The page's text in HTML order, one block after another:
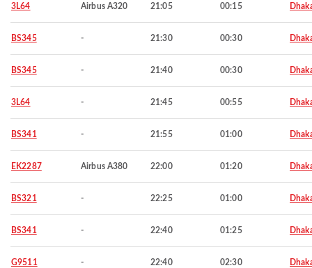
3L64 Airbus A320 21:05 00:15
BS345 - 21:30 00:30
BS345 - 21:40 00:30
3L64 - 21:45 00:55
BS341 - 21:55 01:00
EK2287 Airbus A380 22:00 01:20
BS321 - 22:25 01:00
BS341 - 22:40 01:25
G9511 - 22:40 02:30